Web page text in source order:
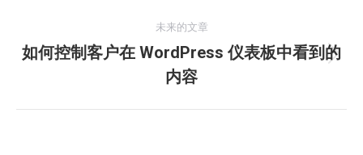
航
的
文
章：
未来的文章
来
的
如何控制客户在 WordPress 仪表板中看到的
内容